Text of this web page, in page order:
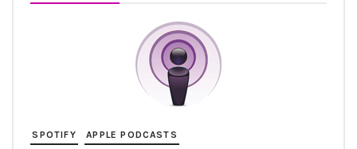
SPOTIFY APPLE PODCASTS